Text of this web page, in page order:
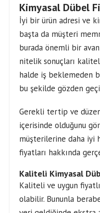
Kimyasal Dübel
İyi bir ürün adresi ve
başta da müşteri
burada önemli bir
nitelik sonuçları
halde iş beklemeden
bu şekilde gözden
Gerekli tertip ve
içerisinde olduğunu
müşterilerine daha iyi
fiyatları hakkında
Kaliteli Kimyasal
Kaliteli ve uygun
olabilir. Bununla